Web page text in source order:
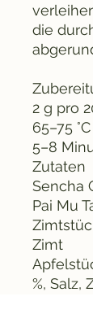
die
2 g pro
65–75 °C
5–8
Zutaten
Sencha
Pai Mu
Zimt
%, Salz,